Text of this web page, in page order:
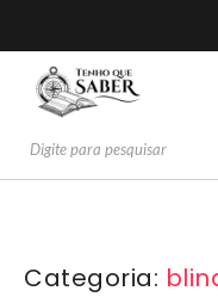
Categoria: